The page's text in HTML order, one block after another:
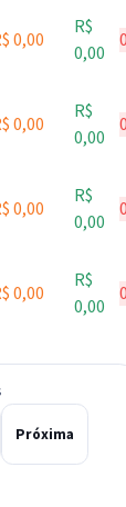
0,00
R$
0,00
0,00
R$
0,00
0,00
R$
0,00
0,00
R$
0,00
Próxima